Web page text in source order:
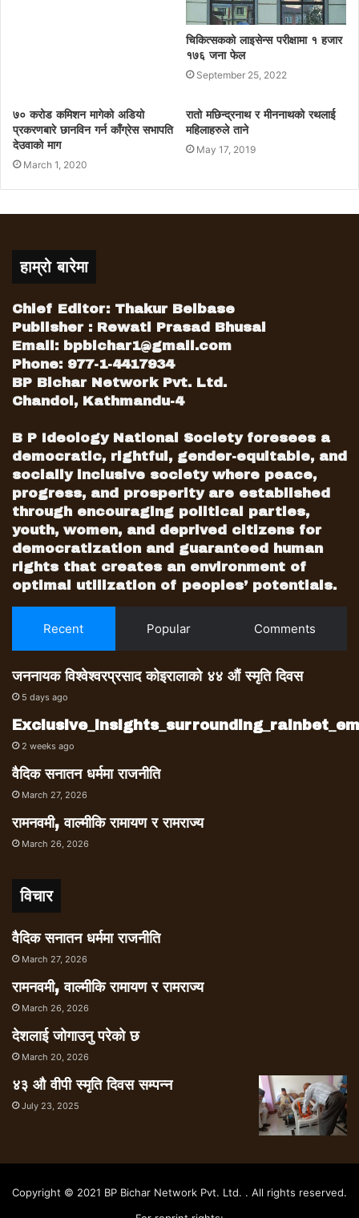
चिकित्सकको लाइसेन्स परीक्षामा १ हजार
१७६ जना फेल
September 25, 2022
७० करोड कमिशन मागेको अडियो
प्रकरणबारे छानविन गर्न काँग्रेस सभापति
देउवाको माग
March 1, 2020
रातो मछिन्द्रनाथ र मीननाथको रथलाई
महिलाहरुले ताने
May 17, 2019
हाम्रो बारेमा
Chief Editor: Thakur Belbase
Publisher : Rewati Prasad Bhusal
Email: bpbichar1@gmail.com
Phone: 977-1-4417934
BP Bichar Network Pvt. Ltd.
Chandol, Kathmandu-4
B P Ideology National Society foresees a
democratic, rightful, gender-equitable, and
socially inclusive society where peace,
progress, and prosperity are established
through encouraging political parties,
youth, women, and deprived citizens for
democratization and guaranteed human
rights that creates an environment of
optimal utilization of peoples’ potentials.
Recent Popular Comments
जननायक विश्वेश्वरप्रसाद कोइरालाको ४४ औं स्मृति दिवस
5 days ago
2 weeks ago
वैदिक सनातन धर्ममा राजनीति
March 27, 2026
रामनवमी, वाल्मीकि रामायण र रामराज्य
March 26, 2026
विचार
वैदिक सनातन धर्ममा राजनीति
March 27, 2026
रामनवमी, वाल्मीकि रामायण र रामराज्य
March 26, 2026
देशलाई जोगाउनु परेको छ
March 20, 2026
४३ औ वीपी स्मृति दिवस सम्पन्न
July 23, 2025
Copyright © 2021 BP Bichar Network Pvt. Ltd. . All rights reserved.